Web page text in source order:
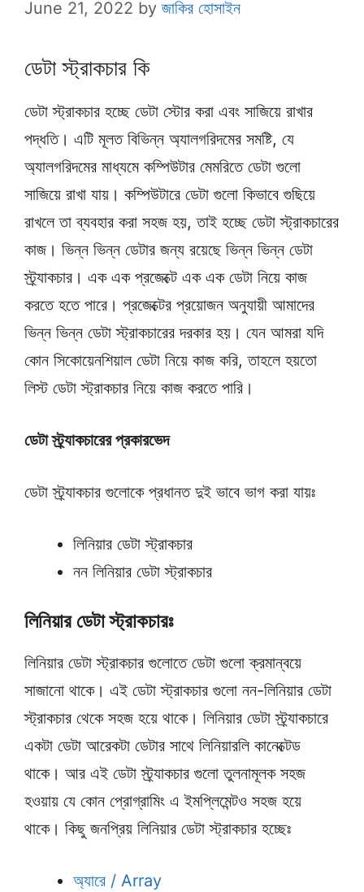
June 21, 2022 by জাকির হোসাইন
ডেটা স্ট্রাকচার কি
ডেটা স্ট্রাকচার হচ্ছে ডেটা স্টোর করা এবং সাজিয়ে রাখার
পদ্ধতি। এটি মূলত বিভিন্ন অ্যালগরিদমের সমষ্টি, যে
অ্যালগরিদমের মাধ্যমে কম্পিউটার মেমরিতে ডেটা গুলো
সাজিয়ে রাখা যায়। কম্পিউটারে ডেটা গুলো কিভাবে গুছিয়ে
রাখলে তা ব্যবহার করা সহজ হয়, তাই হচ্ছে ডেটা স্ট্রাকচারের
কাজ। ভিন্ন ভিন্ন ডেটার জন্য রয়েছে ভিন্ন ভিন্ন ডেটা
স্ট্র্যাকচার। এক এক প্রজেক্টে এক এক ডেটা নিয়ে কাজ
করতে হতে পারে। প্রজেক্টের প্রয়োজন অনুযায়ী আমাদের
ভিন্ন ভিন্ন ডেটা স্ট্রাকচারের দরকার হয়। যেন আমরা যদি
কোন সিকোয়েনশিয়াল ডেটা নিয়ে কাজ করি, তাহলে হয়তো
লিস্ট ডেটা স্ট্রাকচার নিয়ে কাজ করতে পারি।
ডেটা স্ট্র্যাকচারের প্রকারভেদ
ডেটা স্ট্র্যাকচার গুলোকে প্রধানত দুই ভাবে ভাগ করা যায়ঃ
লিনিয়ার ডেটা স্ট্রাকচার
নন লিনিয়ার ডেটা স্ট্রাকচার
লিনিয়ার ডেটা স্ট্রাকচারঃ
লিনিয়ার ডেটা স্ট্রাকচার গুলোতে ডেটা গুলো ক্রমান্বয়ে
সাজানো থাকে। এই ডেটা স্ট্রাকচার গুলো নন-লিনিয়ার ডেটা
স্ট্রাকচার থেকে সহজ হয়ে থাকে। লিনিয়ার ডেটা স্ট্র্যাকচারে
একটা ডেটা আরেকটা ডেটার সাথে লিনিয়ারলি কানেক্টেড
থাকে। আর এই ডেটা স্ট্র্যাকচার গুলো তুলনামূলক সহজ
হওয়ায় যে কোন প্রোগ্রামিং এ ইমপ্লিমেন্টও সহজ হয়ে
থাকে। কিছু জনপ্রিয় লিনিয়ার ডেটা স্ট্রাকচার হচ্ছেঃ
অ্যারে / Array